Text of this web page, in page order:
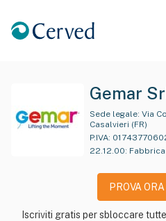
Gemar
Sede legale:
Casalvieri (FR)
P.IVA:
22.12.00:
PROVA
Iscriviti gratis per sbloccare